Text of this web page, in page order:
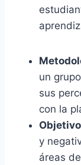
un
sus
con la
y
áreas